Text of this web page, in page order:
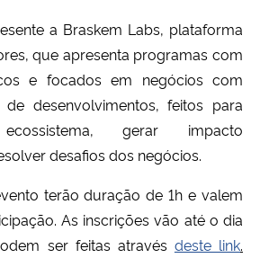
a Braskem Labs, plataforma
que apresenta programas com
e focados em negócios com
de desenvolvimentos, feitos para
gerar impacto
desafios dos negócios.
terão duração de 1h e valem
As inscrições vão até o dia
ser feitas através deste link.